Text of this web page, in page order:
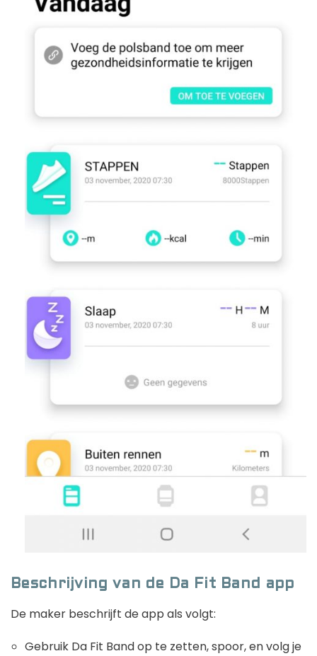
Beschrijving van de Da Fit Band app
De maker beschrijft de app als volgt:
Gebruik Da Fit Band op te zetten, spoor, en volg je